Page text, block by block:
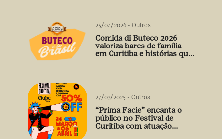
25/04/2026 - Outros
Comida di Buteco 2026
valoriza bares de família
em Curitiba e histórias que
27/03/2025 - Outros
“Prima Facie” encanta o
público no Festival de
Curitiba com atuação